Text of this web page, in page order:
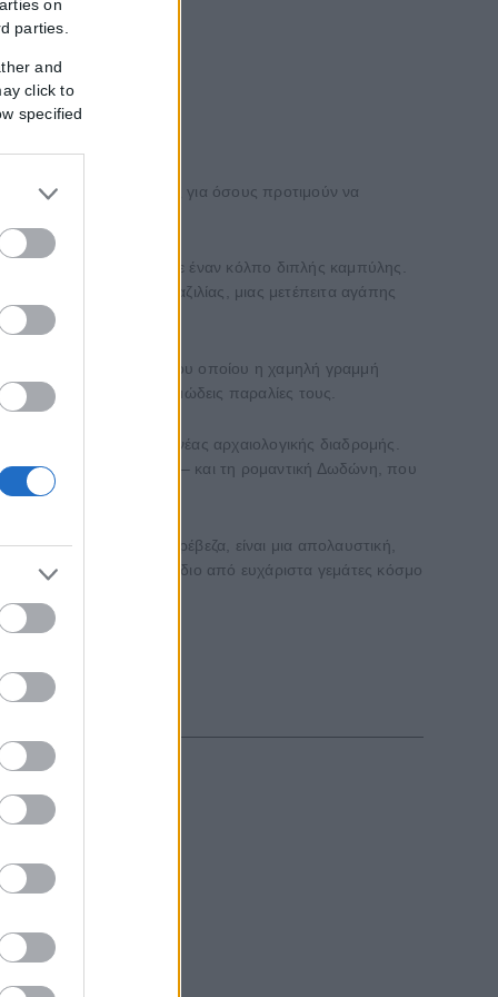
on
parties.
and
click to
specified
πιο προσιτές παραλίες για όσους προτιμούν να
είναι χτισμένη σε έναν κόλπο διπλής καμπύλης.
μου με αυτές της Βραζιλίας, μιας μετέπειτα αγάπης
μια υπέροχη ακτή, του οποίου η χαμηλή γραμμή
και τις παρθένες αμμώδεις παραλίες τους.
ως μέρος μιας νέας αρχαιολογικής διαδρομής.
που ονομάζεται Φιλίστα– και τη ρομαντική Δωδώνη, που
Η διάδοχός της, η Πρέβεζα, είναι μια απολαυστική,
με ένα μεγάλο μερίδιο από ευχάριστα γεμάτες κόσμο
με...